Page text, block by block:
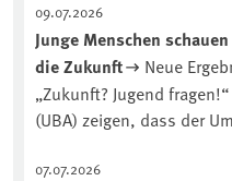
09.07.2026
Junge Menschen
die Zukunft
Neue
„Zukunft? Jugend
(UBA) zeigen, dass der
07.07.2026